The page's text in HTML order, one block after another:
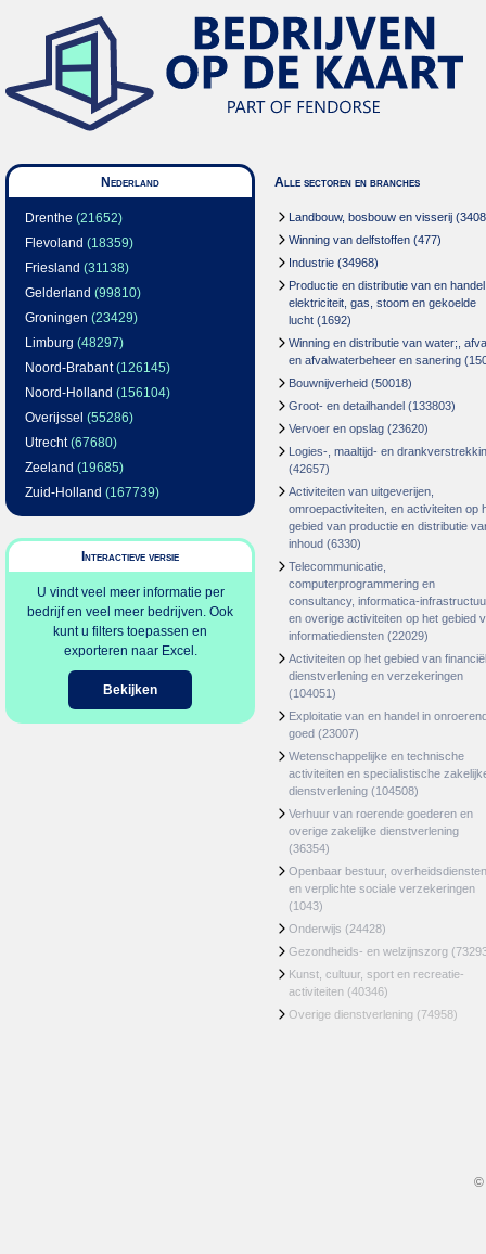
Nederland
Drenthe (21652)
Flevoland (18359)
Friesland (31138)
Gelderland (99810)
Groningen (23429)
Limburg (48297)
Noord-Brabant(126145)
Noord-Holland (156104)
Overijssel (55286)
Utrecht(67680)
Zeeland (19685)
Zuid-Holland (167739)
Interactieve versie
U vindt veel meer informatie per
bedrijf en veel meer bedrijven. Ook
kunt u filters toepassen en
exporteren naar Excel.
Bekijken
Alle sectoren en branches
Landbouw, bosbouw en visserij
Winning van delfstoffen (477)
Industrie (34968)
Productie en distributie van en
elektriciteit, gas, stoom en gekoelde
lucht (1692)
Winning en distributie van water;,
en afvalwaterbeheer en sanering
Bouwnijverheid (50018)
Groot- en detailhandel (133803)
Vervoer en opslag (23620)
Logies-, maaltijd- en
(42657)
Activiteiten van uitgeverijen,
omroepactiviteiten, en activiteiten op
gebied van productie en distributie
inhoud (6330)
Telecommunicatie,
computerprogrammering en
consultancy, informatica-
en overige activiteiten op het gebied
informatiediensten (22029)
Activiteiten op het gebied van
dienstverlening en verzekeringen
(104051)
Exploitatie van en handel in
goed (23007)
Wetenschappelijke en technische
activiteiten en specialistische
dienstverlening (104508)
Verhuur van roerende goederen en
overige zakelijke dienstverlening
(36354)
Openbaar bestuur, overheidsdiensten
en verplichte sociale verzekeringen
(1043)
Onderwijs (24428)
Gezondheids- en welzijnszorg
Kunst, cultuur, sport en recreatie-
activiteiten (40346)
Overige dienstverlening (74958)
©